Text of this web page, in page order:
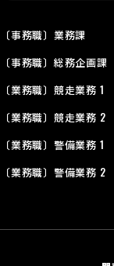
〔事務職〕業務課
〔事務職〕総務企画課
〔業務職〕競走業務 1
〔業務職〕競走業務 2
〔業務職〕警備業務 1
〔業務職〕警備業務 2